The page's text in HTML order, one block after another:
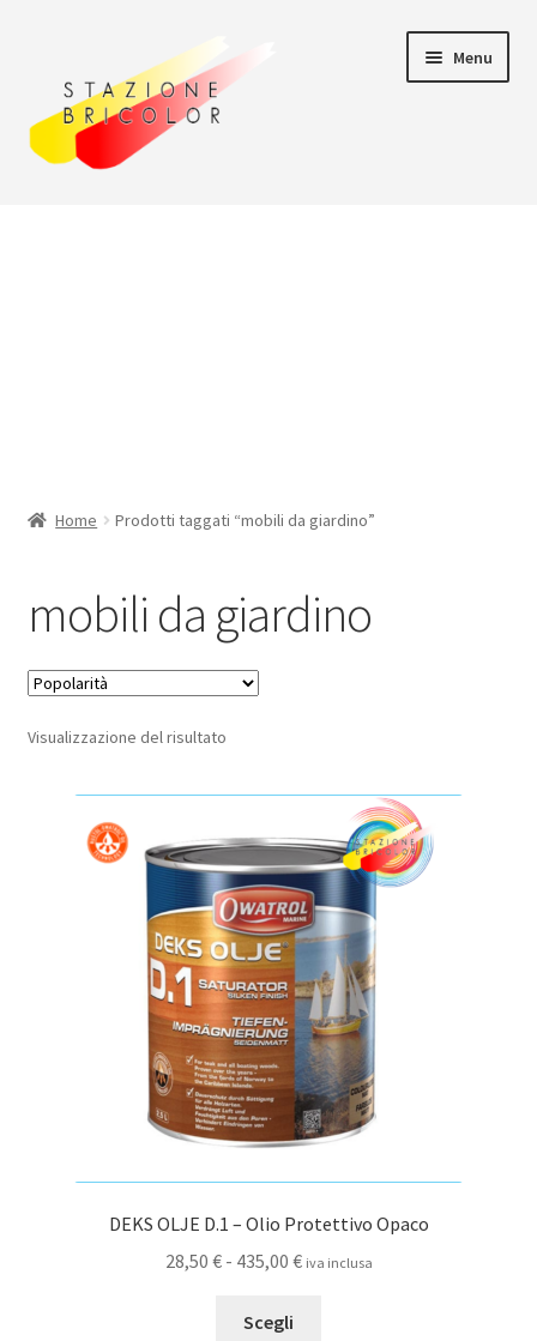
navigazione
contenuto
Menu
Pagamento
Home Prodotti taggati “mobili da giardino”
mobili da giardino
Visualizzazione del risultato
DEKS OLJE D.1 – Olio Protettivo Opaco
28,50 € - 435,00 €Fascia
iva inclusa
Scegli